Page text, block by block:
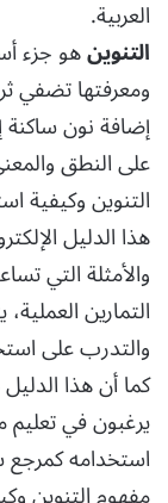
العربية.
التنوينهو جزء
ومعرفتها تضفي
إضافة نون ساكنة
على النطق
التنوين وكيفية
هذا الدليل
والأمثلة التي
التمارين
والتدرب على
كما أن هذا
يرغبون في تعليم
استخدامه